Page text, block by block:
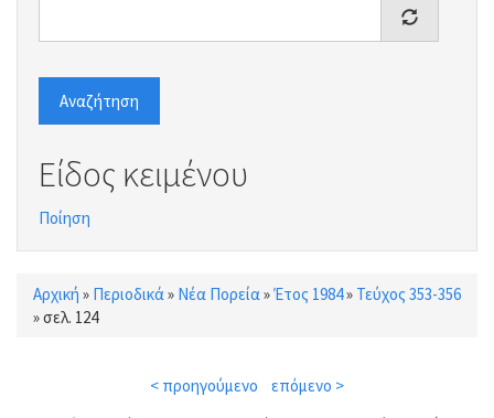
Αναζήτηση
Είδος κειμένου
Ποίηση
Είστε εδώ
Αρχική » Περιοδικά » Νέα Πορεία »Έτος 1984» Τεύχος 353-356
»σελ. 124
< προηγούμενο επόμενο >